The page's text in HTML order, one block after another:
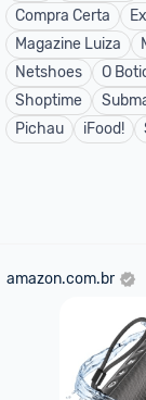
Compra Certa
Magazine Luiza
Netshoes
O
Shoptime
Pichau
iFood!
amazon.com.br